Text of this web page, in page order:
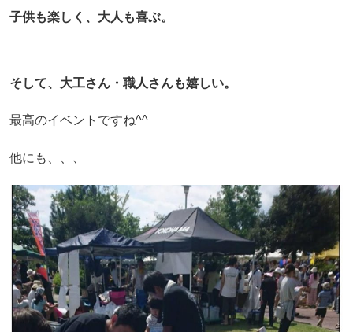
子供も楽しく、大人も喜ぶ。
そして、大工さん・職人さんも嬉しい。
最高のイベントですね^^
他にも、、、